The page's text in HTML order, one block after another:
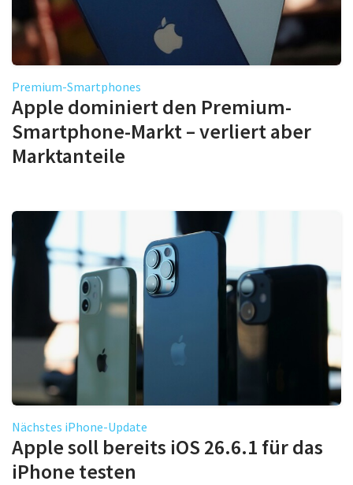
Premium-Smartphones
Apple dominiert den Premium-
Smartphone-Markt – verliert aber
Marktanteile
Nächstes iPhone-Update
Apple soll bereits iOS 26.6.1 für das
iPhone testen